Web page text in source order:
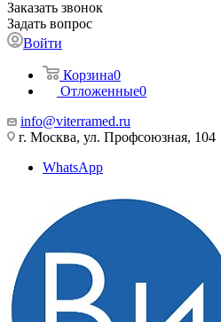
Заказать звонок
Задать вопрос
Войти
Корзина0
Отложенные0
info@viterramed.ru
г. Москва, ул. Профсоюзная, 104
WhatsApp